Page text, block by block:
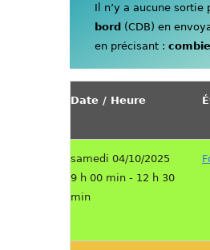
Il n’y a aucune sortie
bord (CDB) en
en précisant :
Date / Heure
samedi 04/10/2025
9 h 00 min - 12 h 30
min